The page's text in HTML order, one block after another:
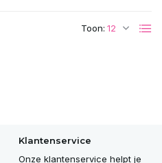
Toon:
Klantenservice
Onze klantenservice helpt je